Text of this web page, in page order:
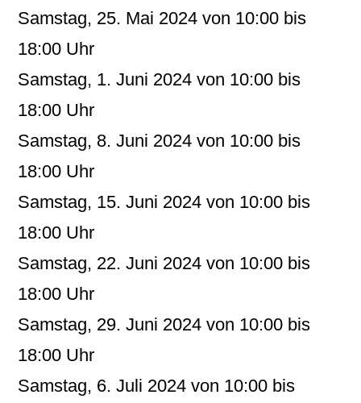
Samstag, 25. Mai 2024 von 10:00 bis
18:00 Uhr
Samstag, 1. Juni 2024 von 10:00 bis
18:00 Uhr
Samstag, 8. Juni 2024 von 10:00 bis
18:00 Uhr
Samstag, 15. Juni 2024 von 10:00 bis
18:00 Uhr
Samstag, 22. Juni 2024 von 10:00 bis
18:00 Uhr
Samstag, 29. Juni 2024 von 10:00 bis
18:00 Uhr
Samstag, 6. Juli 2024 von 10:00 bis